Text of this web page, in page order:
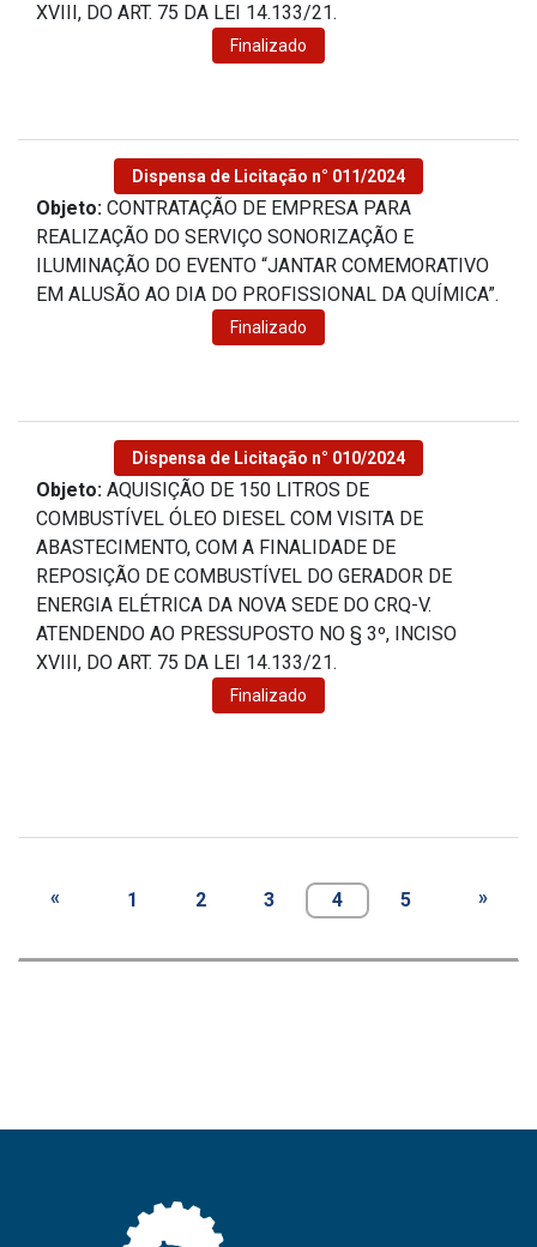
XVIII, DO ART. 75 DA LEI 14.133/21.
Finalizado
Dispensa de Licitação n° 011/2024
Objeto: CONTRATAÇÃO DE EMPRESA PARA
REALIZAÇÃO DO SERVIÇO SONORIZAÇÃO E
ILUMINAÇÃO DO EVENTO “JANTAR COMEMORATIVO
EM ALUSÃO AO DIA DO PROFISSIONAL DA QUÍMICA”.
Finalizado
Dispensa de Licitação n° 010/2024
Objeto: AQUISIÇÃO DE 150 LITROS DE
COMBUSTÍVEL ÓLEO DIESEL COM VISITA DE
ABASTECIMENTO, COM A FINALIDADE DE
REPOSIÇÃO DE COMBUSTÍVEL DO GERADOR DE
ENERGIA ELÉTRICA DA NOVA SEDE DO CRQ-V.
ATENDENDO AO PRESSUPOSTO NO § 3º, INCISO
XVIII, DO ART. 75 DA LEI 14.133/21.
Finalizado
« 1 2 3 4 5 »